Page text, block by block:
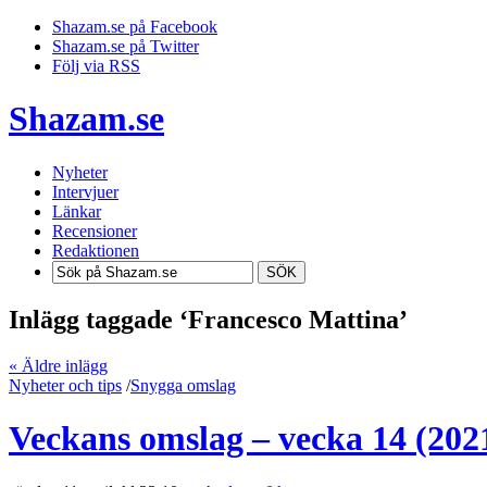
Shazam.se på Facebook
Shazam.se på Twitter
Följ via RSS
Shazam.se
Nyheter
Intervjuer
Länkar
Recensioner
Redaktionen
SÖK
Inlägg taggade ‘Francesco Mattina’
« Äldre inlägg
Nyheter och tips /Snygga omslag
Veckans omslag – vecka 14